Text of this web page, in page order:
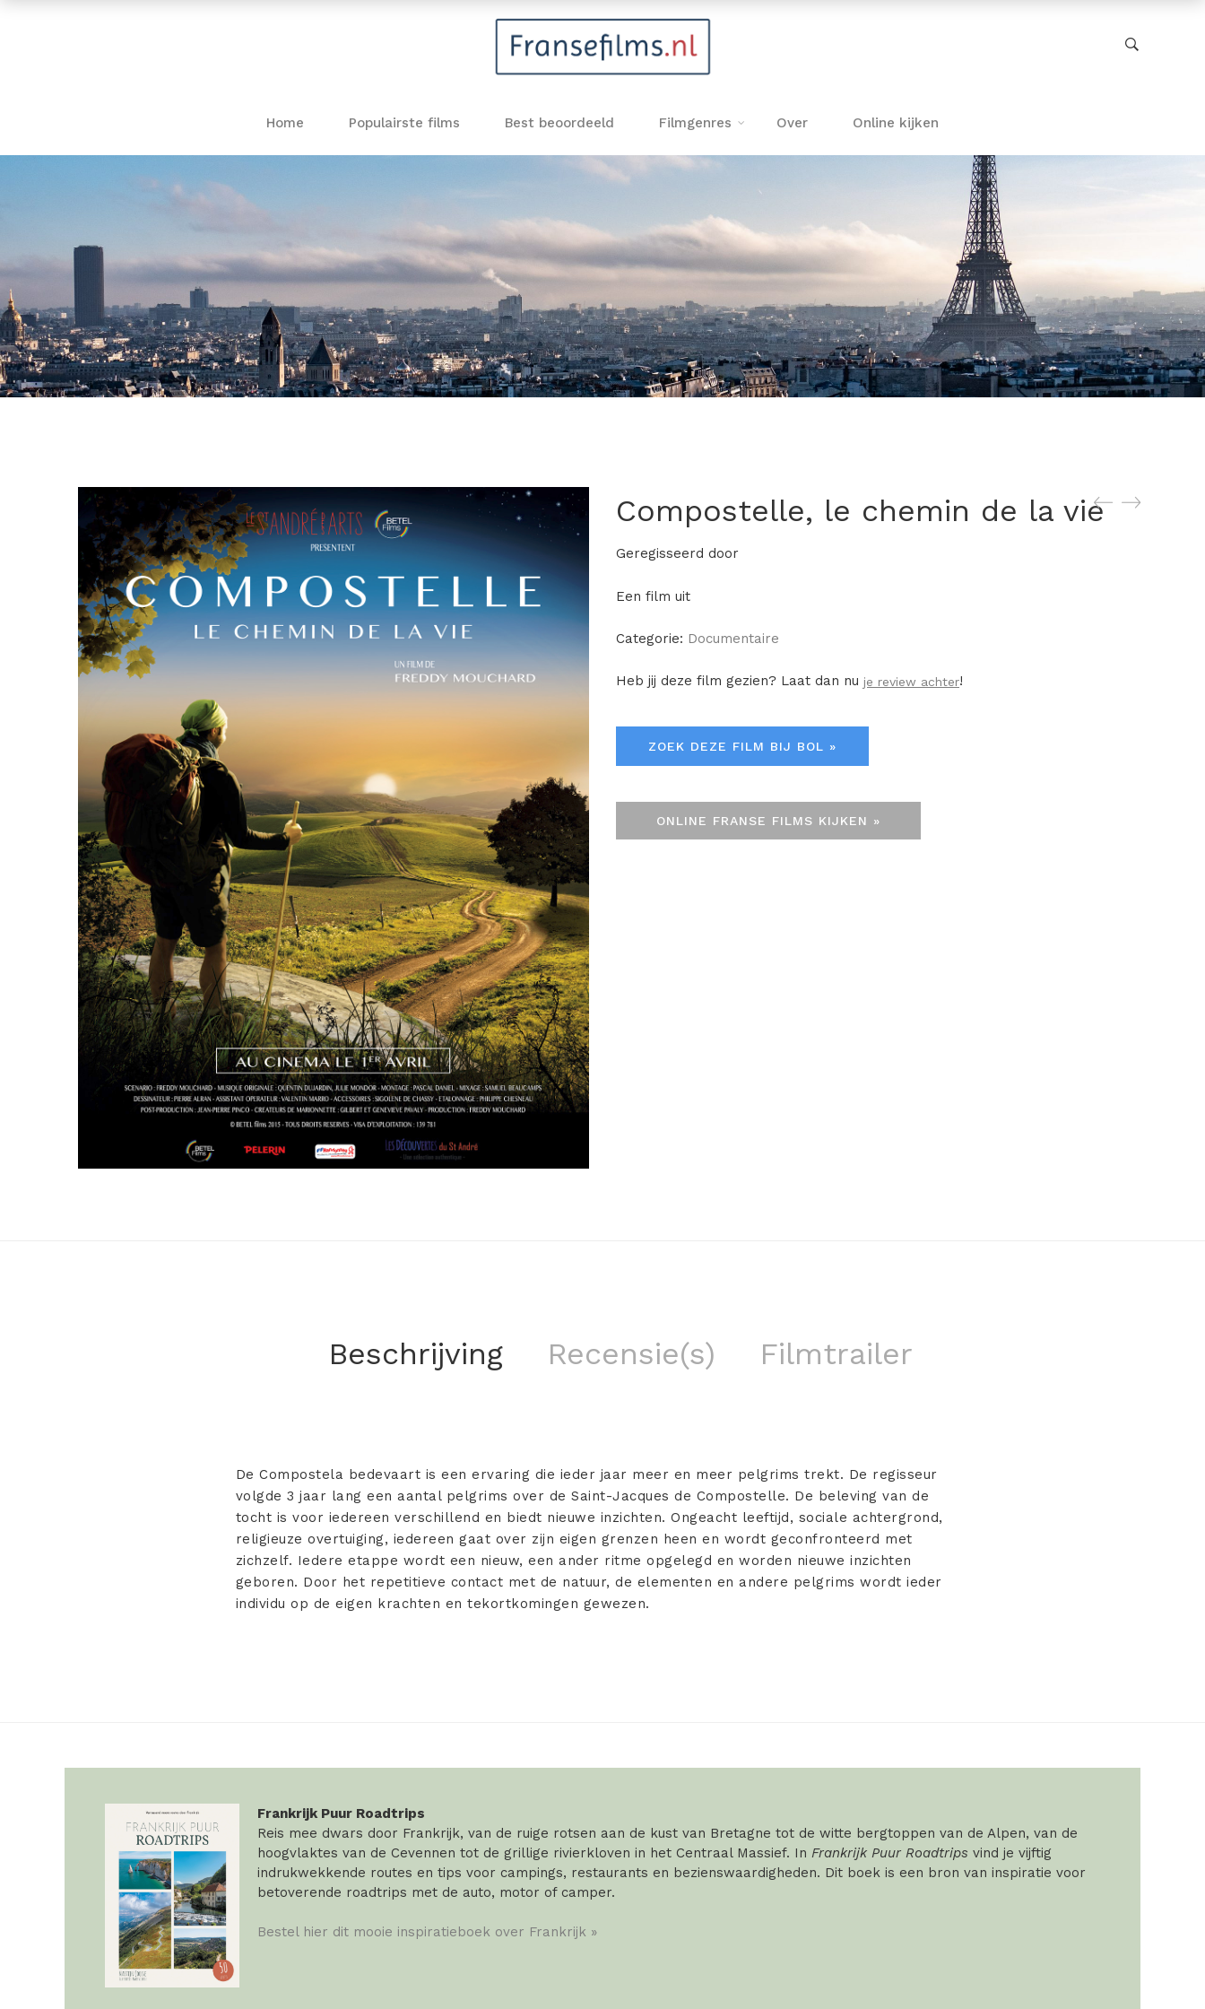
Home Populairste films Best beoordeeld Filmgenres Over Online kijken
Compostelle, le chemin de la vie
Geregisseerd door
Een film uit
Categorie: Documentaire
Heb jij deze film gezien? Laat dan nu je review achter!
ZOEK DEZE FILM BIJ BOL »
ONLINE FRANSE FILMS KIJKEN »
Beschrijving Recensie(s) Filmtrailer
De Compostela bedevaart is een ervaring die ieder jaar meer en meer pelgrims trekt. De regisseur
volgde 3 jaar lang een aantal pelgrims over de Saint-Jacques de Compostelle. De beleving van de
tocht is voor iedereen verschillend en biedt nieuwe inzichten. Ongeacht leeftijd, sociale achtergrond,
religieuze overtuiging, iedereen gaat over zijn eigen grenzen heen en wordt geconfronteerd met
zichzelf. Iedere etappe wordt een nieuw, een ander ritme opgelegd en worden nieuwe inzichten
geboren. Door het repetitieve contact met de natuur, de elementen en andere pelgrims wordt ieder
individu op de eigen krachten en tekortkomingen gewezen.
Frankrijk Puur Roadtrips
Reis mee dwars door Frankrijk, van de ruige rotsen aan de kust van Bretagne tot de witte bergtoppen van de Alpen, van de
hoogvlaktes van de Cevennen tot de grillige rivierkloven in het Centraal Massief. In Frankrijk Puur Roadtrips vind je vijftig
indrukwekkende routes en tips voor campings, restaurants en bezienswaardigheden. Dit boek is een bron van inspiratie voor
betoverende roadtrips met de auto, motor of camper.
Bestel hier dit mooie inspiratieboek over Frankrijk »